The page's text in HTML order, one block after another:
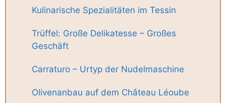
Kulinarische Spezialitäten im Tessin
Trüffel: Große Delikatesse – Großes
Geschäft
Carraturo – Urtyp der Nudelmaschine
Olivenanbau auf dem Château Léoube